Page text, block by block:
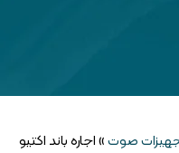
صوت»اجاره باند اکتیو